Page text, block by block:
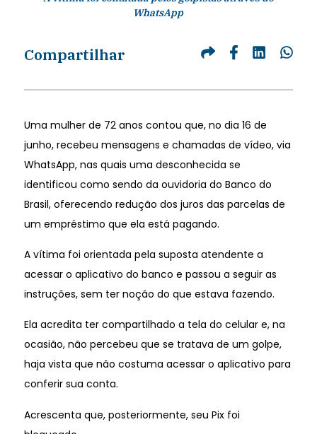
WhatsApp
Compartilhar
Uma mulher de 72 anos contou que, no dia 16 de
junho, recebeu mensagens e chamadas de vídeo, via
WhatsApp, nas quais uma desconhecida se
identificou como sendo da ouvidoria do Banco do
Brasil, oferecendo redução dos juros das parcelas de
um empréstimo que ela está pagando.
A vítima foi orientada pela suposta atendente a
acessar o aplicativo do banco e passou a seguir as
instruções, sem ter noção do que estava fazendo.
Ela acredita ter compartilhado a tela do celular e, na
ocasião, não percebeu que se tratava de um golpe,
haja vista que não costuma acessar o aplicativo para
conferir sua conta.
Acrescenta que, posteriormente, seu Pix foi